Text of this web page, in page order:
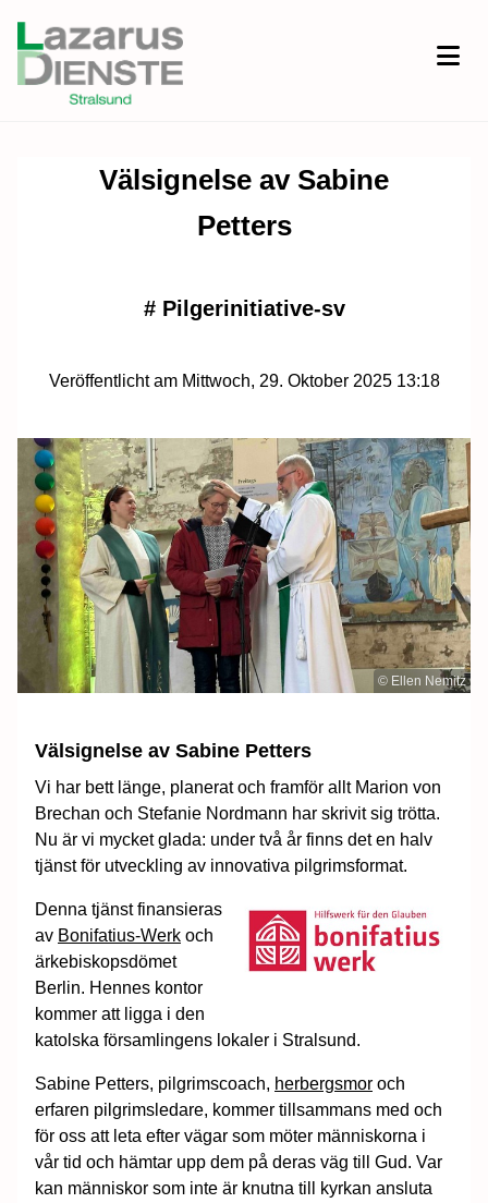
Välsignelse av Sabine
Petters
# Pilgerinitiative-sv
Veröffentlicht am Mittwoch, 29. Oktober 2025 13:18
© Ellen Nemitz
Välsignelse av Sabine Petters
Vi har bett länge, planerat och framför allt Marion von
Brechan och Stefanie Nordmann har skrivit sig trötta.
Nu är vi mycket glada: under två år finns det en halv
tjänst för utveckling av innovativa pilgrimsformat.
Denna tjänst finansieras
av Bonifatius-Werk och
ärkebiskopsdömet
Berlin. Hennes kontor
kommer att ligga i den
katolska församlingens lokaler i Stralsund.
Sabine Petters, pilgrimscoach, herbergsmor och
erfaren pilgrimsledare, kommer tillsammans med och
för oss att leta efter vägar som möter människorna i
vår tid och hämtar upp dem på deras väg till Gud. Var
kan människor som inte är knutna till kyrkan ansluta